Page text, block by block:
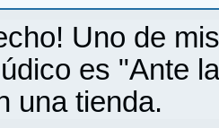
Uno de
es "Ante
una tienda.